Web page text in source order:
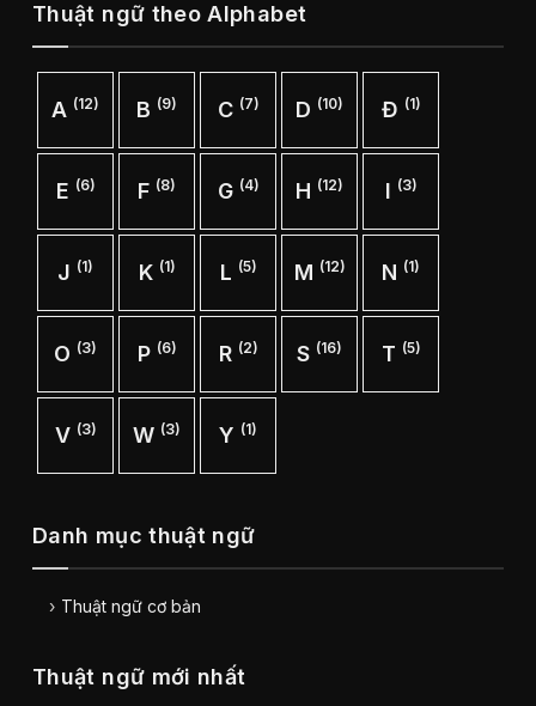
Thuật ngữ theo Alphabet
A (12) B (9) C (7) D (10) Đ (1)
E (6) F (8) G (4) H (12) I (3)
J (1) K (1) L (5) M (12) N (1)
O (3) P (6) R (2) S (16) T (5)
V (3) W (3) Y (1)
Danh mục thuật ngữ
Thuật ngữ cơ bản
Thuật ngữ mới nhất